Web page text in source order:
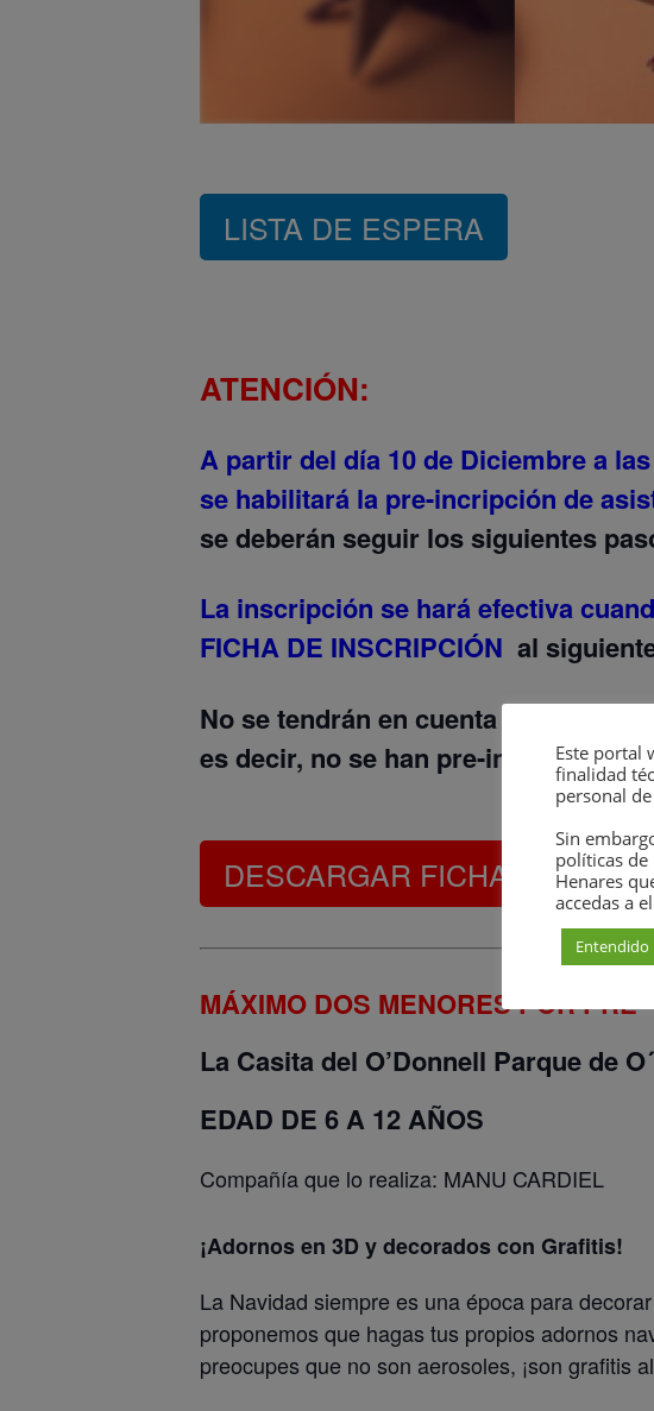
LISTA DE ESPERA
ATENCIÓN:
A partir del día 10 de Diciembre a
se habilitará la pre-incripción de
se deberán seguir los siguientes
La inscripción se hará efectiva
FICHA DE INSCRIPCIÓN al
No se tendrán en cuenta las fichas
es decir, no se han pre-inscrito
DESCARGAR FICHA DE
MÁXIMO DOS MENORES POR PRE
La Casita del O’Donnell Parque de
EDAD DE 6 A 12 AÑOS
Compañía que lo realiza: MANU CARDIEL
¡Adornos en 3D y decorados con Grafitis!
La Navidad siempre es una época para
proponemos que hagas tus propios adornos
preocupes que no son aerosoles, ¡son grafitis
Este portal
finalidad
personal
Sin
políticas
Henares
accedas a
Entendido